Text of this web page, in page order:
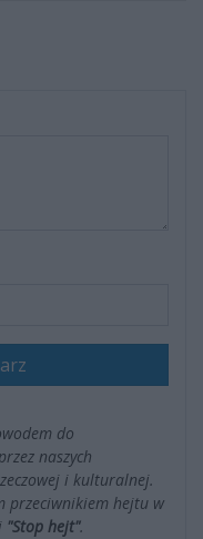
do
naszych
i kulturalnej.
przeciwnikiem hejtu w
"Stop hejt".